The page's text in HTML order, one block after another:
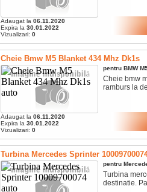
Adaugat la 06.11.2020
Expira la 30.01.2022
Vizualizari: 0
Cheie Bmw M5 Blanket 434 Mhz Dk1s
Adaugat la 06.11.2020
Expira la 30.01.2022
Vizualizari: 0
pentru BMW
Cheie bmw
ramburs la
Turbina Mercedes Sprinter
pentru
Turbina
destinatie.